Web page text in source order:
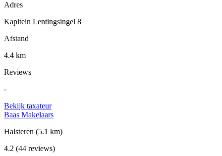
Adres
Kapitein Lentingsingel 8
Afstand
4.4 km
Reviews
-
Bekijk taxateur
Baas Makelaars
Halsteren (5.1 km)
4.2 (44 reviews)